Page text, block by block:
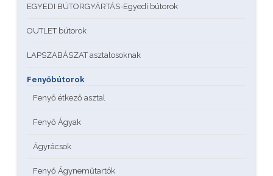
EGYEDI BÚTORGYÁRTÁS-Egyedi bútorok
OUTLET bútorok
LAPSZABÁSZAT asztalosoknak
Fenyőbútorok
Fenyő étkező asztal
Fenyő Ágyak
Ágyrácsok
Fenyő Ágyneműtartók